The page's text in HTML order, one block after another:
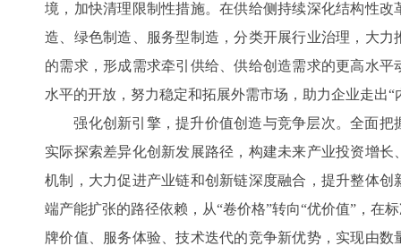
境，加快清理限制性措施。在供给侧持续深化结构性
造、绿色制造、服务型制造，分类开展行业治理，大
的需求，形成需求牵引供给、供给创造需求的更高水
水平的开放，努力稳定和拓展外需市场，助力企业走出“
强化创新引擎，提升价值创造与竞争层次。全面把
实际探索差异化创新发展路径，构建未来产业投资增
机制，大力促进产业链和创新链深度融合，提升整体
端产能扩张的路径依赖，从“卷价格”转向“优价值”，在
牌价值、服务体验、技术迭代的竞争新优势，实现由